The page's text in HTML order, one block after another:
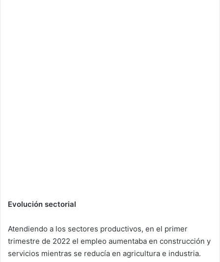
Evolución sectorial
Atendiendo a los sectores productivos, en el primer
trimestre de 2022 el empleo aumentaba en construcción y
servicios mientras se reducía en agricultura e industria.